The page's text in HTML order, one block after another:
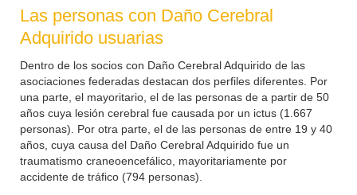
Las personas con Daño Cerebral
Adquirido usuarias
Dentro de los socios con Daño Cerebral Adquirido de las
asociaciones federadas destacan dos perfiles diferentes. Por
una parte, el mayoritario, el de las personas de a partir de 50
años cuya lesión cerebral fue causada por un ictus (1.667
personas). Por otra parte, el de las personas de entre 19 y 40
años, cuya causa del Daño Cerebral Adquirido fue un
traumatismo craneoencefálico, mayoritariamente por
accidente de tráfico (794 personas).